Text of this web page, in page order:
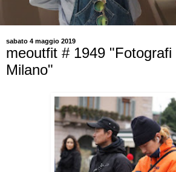
sabato 4 maggio 2019
meoutfit # 1949
Milano"